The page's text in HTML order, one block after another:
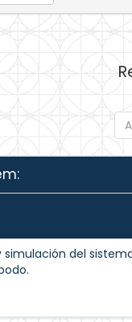
simulación del